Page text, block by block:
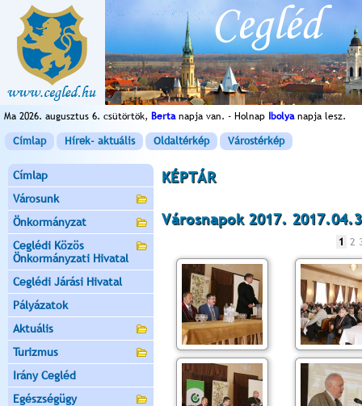
Ma 2026. augusztus 6. csütörtök, Bertanapja van. - Holnap Ibolyanapja lesz.
Címlap Hírek- aktuális Oldaltérkép Várostérkép
Címlap
Városunk
Önkormányzat
Ceglédi Közös
Önkormányzati Hivatal
Ceglédi Járási Hivatal
Pályázatok
Aktuális
Turizmus
Irány Cegléd
Egészségügy
KÉPTÁR
Városnapok 2017.
1 2